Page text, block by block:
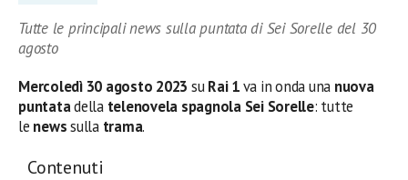
Tutte le principali news sulla puntata di Sei Sorelle del 30
agosto
Mercoledì 30 agosto 2023 suRai 1va in onda una nuova
puntatadellatelenovela spagnola Sei Sorelle: tutte
le newssulla trama.
Contenuti